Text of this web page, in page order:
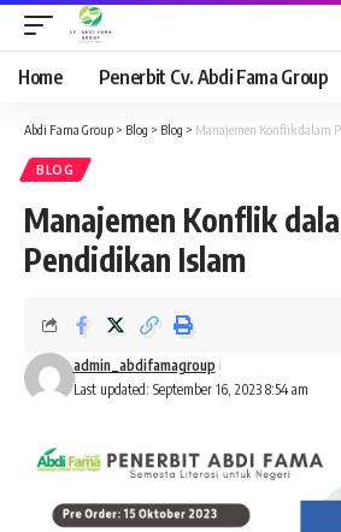
Home Penerbit Cv. Abdi Fama Group
Abdi Fama Group > Blog > Blog > Manajemen Konflik dalam
BLOG
Manajemen Konflik
Pendidikan Islam
Last updated: September 16, 2023 8:54 am
admin_abdifamagroup